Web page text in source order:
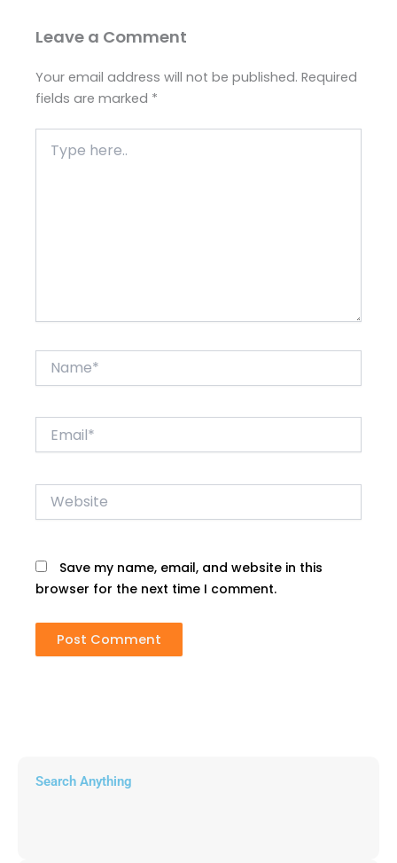
Leave a Comment
Your email address will not be published. Required
fields are marked *
here..
Website
Save my name, email, and website in this
browser for the next time I comment.
Search Anything